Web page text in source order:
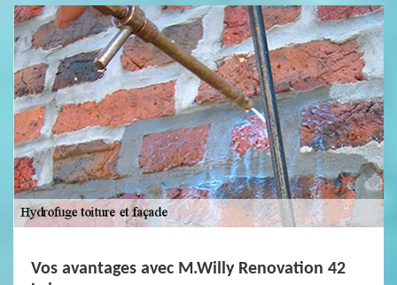
Vos avantages avec M.Willy Renovation 42